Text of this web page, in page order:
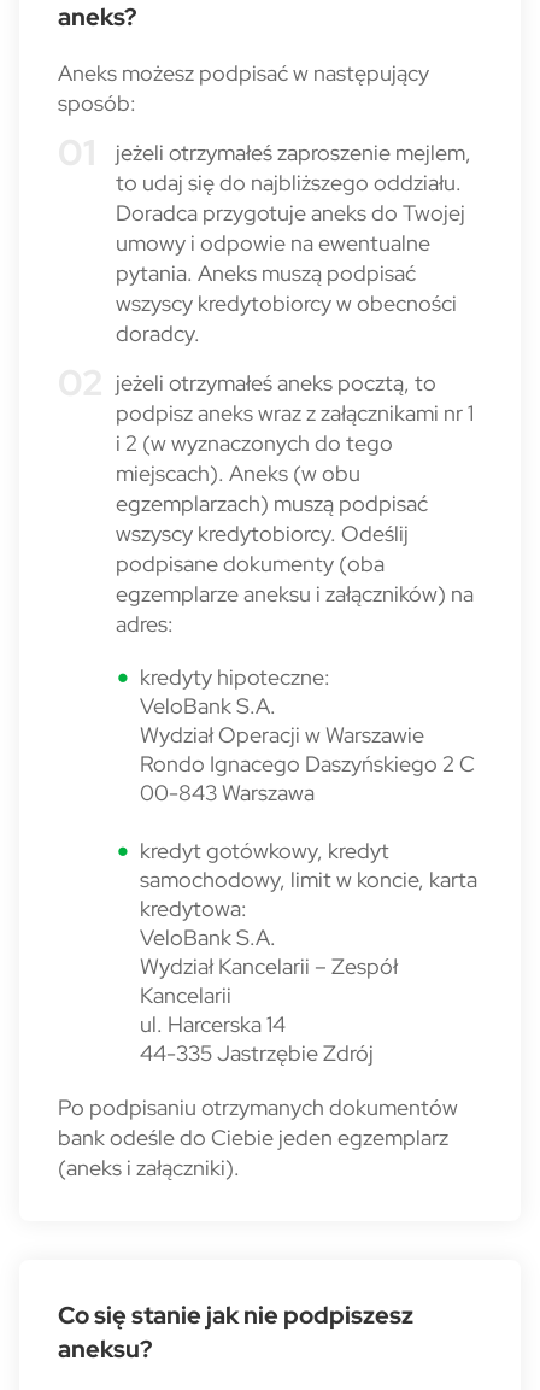
aneks?
Aneks możesz podpisać w następujący
sposób:
jeżeli otrzymałeś zaproszenie mejlem,
to udaj się do najbliższego oddziału.
Doradca przygotuje aneks do Twojej
umowy i odpowie na ewentualne
pytania. Aneks muszą podpisać
wszyscy kredytobiorcy w obecności
doradcy.
jeżeli otrzymałeś aneks pocztą, to
podpisz aneks wraz z załącznikami nr 1
i 2 (w wyznaczonych do tego
miejscach). Aneks (w obu
egzemplarzach) muszą podpisać
wszyscy kredytobiorcy. Odeślij
podpisane dokumenty (oba
egzemplarze aneksu i załączników) na
adres:
kredyty hipoteczne:
VeloBank S.A.
Wydział Operacji w Warszawie
Rondo Ignacego Daszyńskiego 2 C
00-843 Warszawa
kredyt gotówkowy, kredyt
samochodowy, limit w koncie, karta
kredytowa:
VeloBank S.A.
Wydział Kancelarii – Zespół
Kancelarii
ul. Harcerska 14
44-335 Jastrzębie Zdrój
Po podpisaniu otrzymanych dokumentów
bank odeśle do Ciebie jeden egzemplarz
(aneks i załączniki).
Co się stanie jak nie podpiszesz
aneksu?